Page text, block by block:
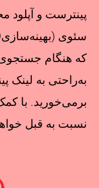
پینترست و آپلود
که هنگام
به‌راحتی به لینک
برمی‌خورید. با
نسبت به قبل